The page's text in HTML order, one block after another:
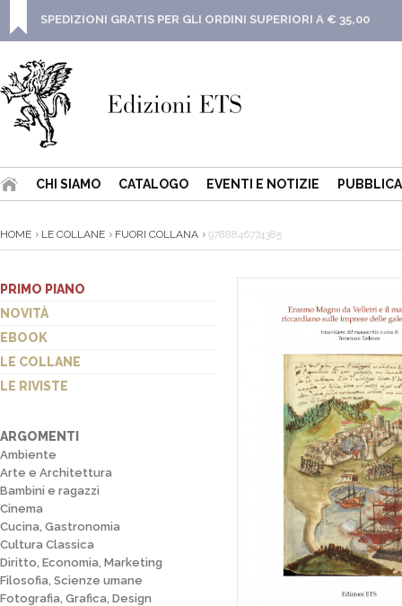
SPEDIZIONI GRATIS PER GLI ORDINI SUPERIORI A € 35,00
CHI SIAMO CATALOGO EVENTI E NOTIZIE
HOME LE COLLANE FUORI COLLANA 9788846774385
PRIMO PIANO
NOVITÀ
EBOOK
LE COLLANE
LE RIVISTE
ARGOMENTI
Ambiente
Arte e Architettura
Bambini e ragazzi
Cinema
Cucina, Gastronomia
Cultura Classica
Diritto, Economia, Marketing
Filosofia, Scienze umane
Fotografia, Grafica, Design